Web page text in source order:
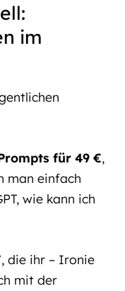
im
für 49 €,
man einfach
wie kann ich
, die ihr – Ironie
mit der